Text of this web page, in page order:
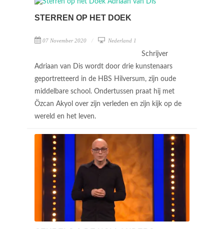
STERREN OP HET DOEK
07 November 2020 Nederland 1
Schrijver
Adriaan van Dis wordt door drie kunstenaars
geportretteerd in de HBS Hilversum, zijn oude
middelbare school. Ondertussen praat hij met
Özcan Akyol over zijn verleden en zijn kijk op de
wereld en het leven.